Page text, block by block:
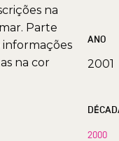
na
Parte
na cor
ANO
2001
2000